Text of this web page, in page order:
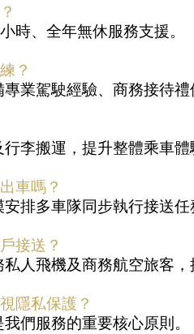
時、全年無休服務支援。
？
業駕駛經驗、商務接待
李搬運，提升整體乘車
車嗎？
排多車隊同步執行接送
接送？
人飛機及商務航空旅客
隱私保護？
們服務的重要核心原則。